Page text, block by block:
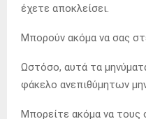
έχετε αποκλείσει.
Μπορούν ακόμα να σας
Ωστόσο, αυτά τα
φάκελο ανεπιθύμητων
Μπορείτε ακόμα να τους